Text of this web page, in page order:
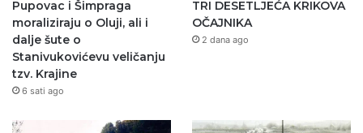
Pupovac i Šimpraga
moraliziraju o Oluji, ali i
dalje šute o
Stanivukovićevu veličanju
tzv. Krajine
6 sati ago
TRI DESETLJEĆA KRIKOVA
OČAJNIKA
2 dana ago